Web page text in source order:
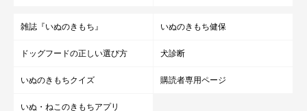
雑誌『いぬのきもち』 いぬのきもち健保
ドッグフードの正しい選び方 犬診断
いぬのきもちクイズ 購読者専用ページ
いぬ・ねこのきもちアプリ